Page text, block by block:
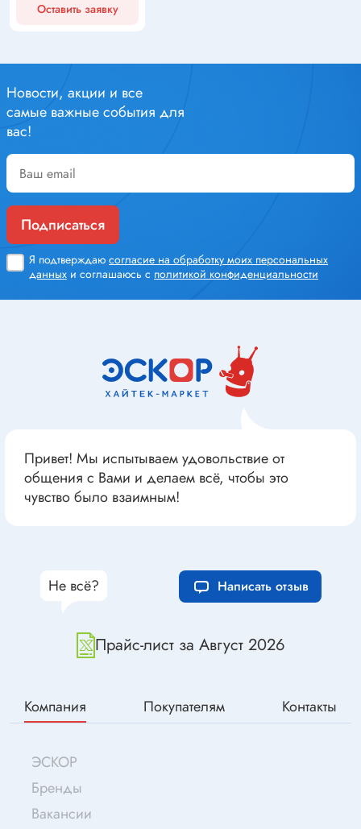
Оставить заявку
Новости, акции и все
самые важные события для
вас!
Подписаться
Я подтверждаю согласие на обработку моих персональных
данных и соглашаюсь с политикой конфиденциальности
Привет! Мы испытываем удовольствие от
общения с Вами и делаем всё, чтобы это
чувство было взаимным!
Прайс-лист за Август 2026
Не всё? Написать отзыв
Компания Покупателям Контакты
ЭСКОР
Бренды
Вакансии